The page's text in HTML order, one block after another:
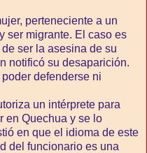
perteneciente a un
ser migrante. El caso es
ser la asesina de su
notificó su desaparición.
defenderse ni
un intérprete para
en Quechua y se lo
en que el idioma de este
del funcionario es una